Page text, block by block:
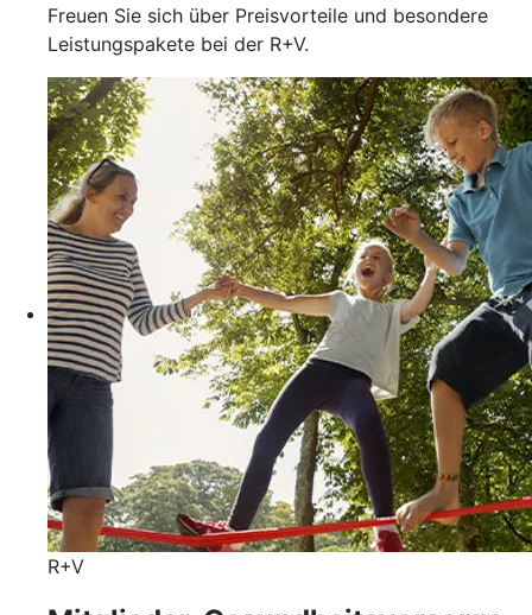
Freuen Sie sich über Preisvorteile und besondere
Leistungspakete bei der R+V.
R+V